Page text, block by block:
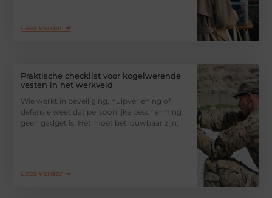
Lees verder ➜
Praktische checklist voor kogelwerende
vesten in het werkveld
Wie werkt in beveiliging, hulpverlening of
defensie weet dat persoonlijke bescherming
geen gadget is. Het moet betrouwbaar zijn,
Lees verder ➜